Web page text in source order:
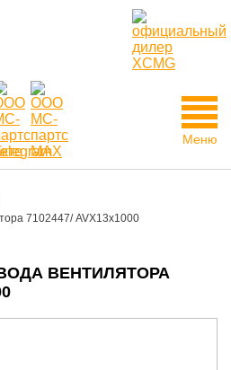
Меню
7102447/ AVX13x1000
ВЕНТИЛЯТОРА